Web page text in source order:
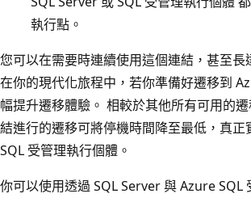
執行點。
您可以在需要時連續使用這個連結，甚至長
在你的現代化旅程中，若你準備好遷移到
幅提升遷移體驗。 相較於其他所有可用的
結進行的遷移可將停機時間降至最低，真正
SQL 受管理執行個體。
你可以使用透過 SQL Server 與 Azure SQL